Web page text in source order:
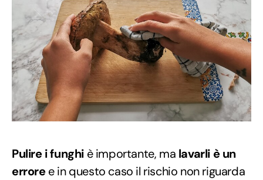
Pulire i funghi è importante, ma lavarli è un
erroree in questo caso il rischio non riguarda